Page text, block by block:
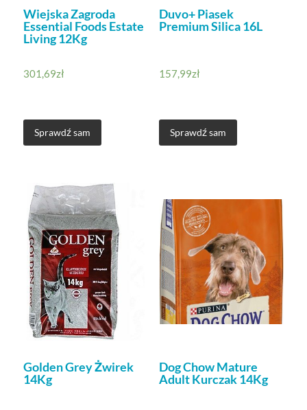
Wiejska Zagroda
Essential Foods Estate
Living 12Kg
301,69zł
Sprawdź sam
Duvo+ Piasek
Premium Silica 16L
157,99zł
Sprawdź sam
Golden Grey Żwirek
14Kg
Dog Chow Mature
Adult Kurczak 14Kg